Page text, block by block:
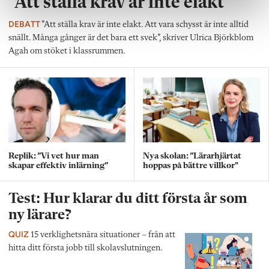
DEBATT”Att ställa krav är inte elakt. Att vara schysst är inte alltid
snällt. Många gånger är det bara ett svek”, skriver Ulrica Björkblom
Agah om stöket i klassrummen.
Replik: ”Vi vet hur man
skapar effektiv inlärning”
Nya skolan: ”Lärarhjärtat
hoppas på bättre villkor"
Test: Hur klarar du ditt första år som
ny lärare?
QUIZ 15 verklighetsnära situationer – från att
hitta ditt första jobb till skolavslutningen.